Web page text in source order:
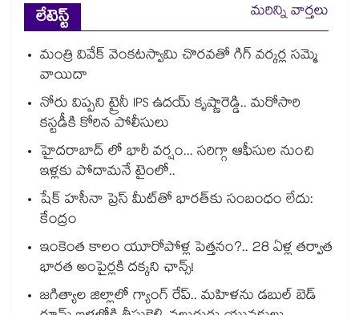
లేటెస్ట్
మరిన్ని వార్తలు
మంత్రి వివేక్ వెంకటస్వామి చొరవతో గిగ్ వర్కర్ల సమ్మె
వాయిదా
నోరు విప్పని ట్రైనీ IPS ఉదయ్ కృష్ణారెడ్డి.. మరోసారి
కస్టడీకి కోరిన పోలీసులు
హైదరాబాద్ లో భారీ వర్షం... సరిగ్గా ఆఫీసుల నుంచి
ఇళ్లకు పోదామనే టైంలో..
షేక్ హసీనా ప్రెస్ మీట్‎తో భారత్‎కు సంబంధం లేదు:
కేంద్రం
ఇంకెంత కాలం యూరోపోళ్ల పెత్తనం?.. 28 ఏళ్ల తర్వాత
భారత అంపైర్లకి దక్కని ఛాన్స్!
జగిత్యాల జిల్లాలో గ్యాంగ్ రేప్.. మహిళను డబుల్ బెడ్